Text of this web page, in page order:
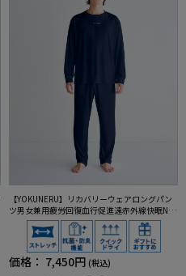
【YOKUNERU】リカバリーウェアロングパン
ツ男女兼用疲労回復血行促進遠赤外線快眠NA
NOMIX(R)【一般医療機器】SS～LLサイズ
価格： 7,450円 (税込)